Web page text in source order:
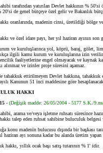
tarafından yatırılan Devlet hakkının %
20'si de genel bütçeye özel gelir ve Bakanlık
oranlarında, madenin cinsi, üretildiği bölge
ve özel idare payı, her yıl haziran ayının son
ve kuruluşlarınca yol, köprü, baraj, gölet,
ilgili kamu kurum ve kuruluşlarına izin
faaliyetlerine engel olmayacak ve kaynak
alınmaz ve izinler proje süresini aşamaz.
tahakkuk ettirilmeyen Devlet hakkına, tahakkuk
Kanunun 51 inci maddesine göre
HAKKI
- (Değişik madde: 26/05/2004 - 5177 S.K./
arama ve/veya işletme ruhsatı süresince
talep eden ruhsat sahibine buluculuk
konu madenin bulucusu dışında bir başkası
haziran ayı sonuna kadar bu alanda üretim
yıllık ocak başı satış tutarının % 1' idir.